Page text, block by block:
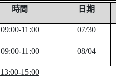
時間 日期
09:00-11:00 07/30
09:00-11:00 08/04
13:00-15:00